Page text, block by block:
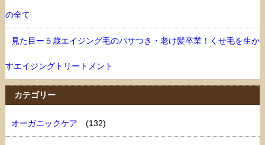
の全て
見た目ー５歳エイジング毛のパサつき・老け髪卒業！くせ毛を生か
すエイジングトリートメント
カテゴリー
オーガニックケア (132)